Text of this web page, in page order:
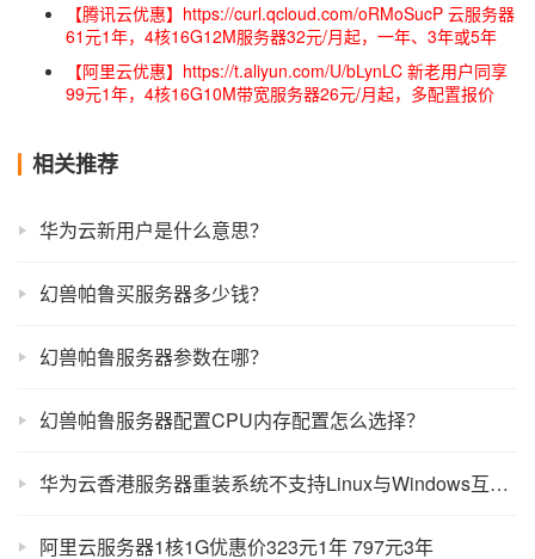
【腾讯云优惠】https://curl.qcloud.com/oRMoSucP 云服务器
61元1年，4核16G12M服务器32元/月起，一年、3年或5年
【阿里云优惠】https://t.aliyun.com/U/bLynLC 新老用户同享
99元1年，4核16G10M带宽服务器26元/月起，多配置报价
相关推荐
华为云新用户是什么意思？
幻兽帕鲁买服务器多少钱？
幻兽帕鲁服务器参数在哪？
幻兽帕鲁服务器配置CPU内存配置怎么选择？
华为云香港服务器重装系统不支持Linux与Windows互相切换
阿里云服务器1核1G优惠价323元1年 797元3年